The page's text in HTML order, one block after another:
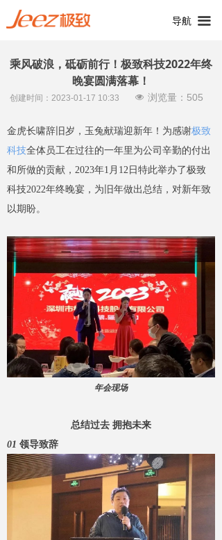
导航 끀
乘风破浪，砥砺前行！极致科技2022年终
晚宴圆满落幕！
金虎长啸辞旧岁，玉兔献瑞迎新年！为感谢极致
科技全体员工在过往的一年里为公司辛勤的付出
和所做的贡献，2023年1月12日特此举办了极致
科技2022年终晚宴，为旧年做出总结，对新年致
以期盼。
年会现场
总结过去 拥抱未来
01 领导致辞
创建时间： 2023-01-17 10:33 넶 浏览量： 505